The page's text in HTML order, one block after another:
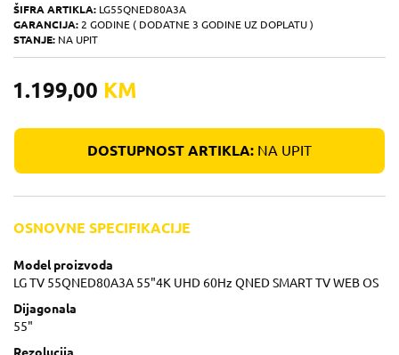
ŠIFRA ARTIKLA: LG55QNED80A3A
GARANCIJA: 2 GODINE ( DODATNE 3 GODINE UZ DOPLATU )
STANJE: NA UPIT
1.199,00 KM
DOSTUPNOST ARTIKLA: NA UPIT
OSNOVNE SPECIFIKACIJE
Model proizvoda
LG TV 55QNED80A3A 55"4K UHD 60Hz QNED SMART TV WEB OS
Dijagonala
55"